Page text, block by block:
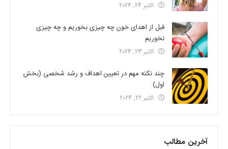
اکتبر 24, 2024
قبل از اهدای خون چه چیزی بخوریم و چه چیزی
نخوریم
اکتبر 23, 2024
چند نکته مهم در تعیین اهداف و رشد شخصی (بخش
اول)
اکتبر 22, 2024
آخرین مطالب